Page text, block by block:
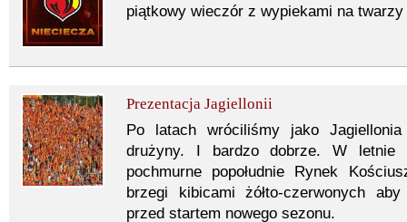
piątkowy wieczór z wypiekami na
Prezentacja Jagiellonii
Po latach wróciliśmy jako
drużyny. I bardzo dobrze. W letnie
pochmurne popołudnie Rynek
brzegi kibicami żółto-czerwonych
przed startem nowego sezonu.